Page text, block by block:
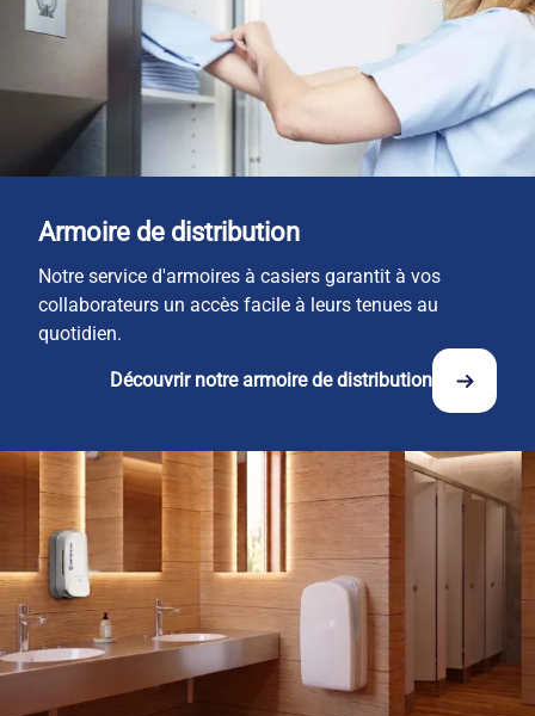
Armoire de distribution
Notre service d'armoires à casiers garantit à vos
collaborateurs un accès facile à leurs tenues au
quotidien.
Découvrir notre armoire de distribution